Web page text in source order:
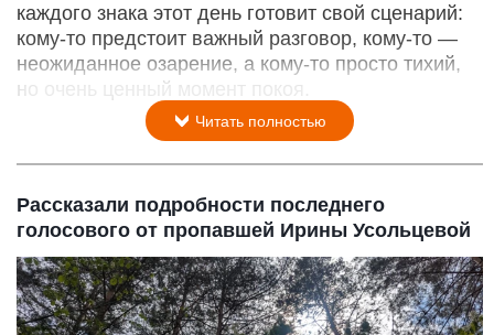
каждого знака этот день готовит свой сценарий:
кому‑то предстоит важный разговор, кому‑то —
неожиданное озарение, а кому‑то просто тихий,
но очень ценный момент покоя.
Читать полностью
Рассказали подробности последнего
голосового от пропавшей Ирины Усольцевой